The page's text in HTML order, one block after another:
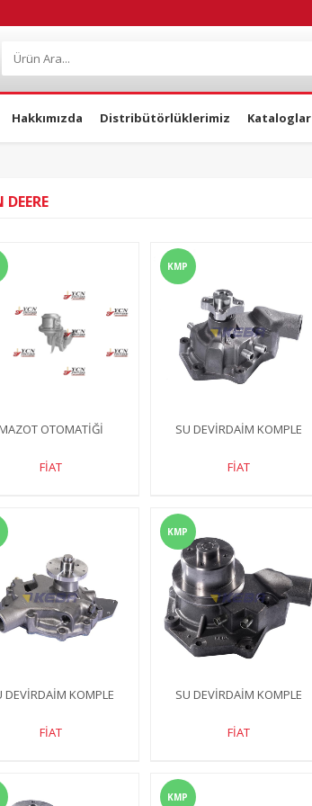
Hakkımızda Distribütörlüklerimiz Kataloglar
OTOMATİĞİ
FİAT
KMP
SU DEVİRDAİM KOMPLE
FİAT
DEVİRDAİM KOMPLE
FİAT
KMP
SU DEVİRDAİM KOMPLE
FİAT
KMP